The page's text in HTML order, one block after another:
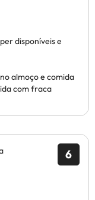
disponíveis e
almoço e comida
com fraca
6